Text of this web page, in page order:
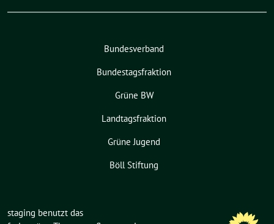
Bundesverband
Bundestagsfraktion
Grüne BW
Landtagsfraktion
Grüne Jugend
Böll Stiftung
staging benutzt das